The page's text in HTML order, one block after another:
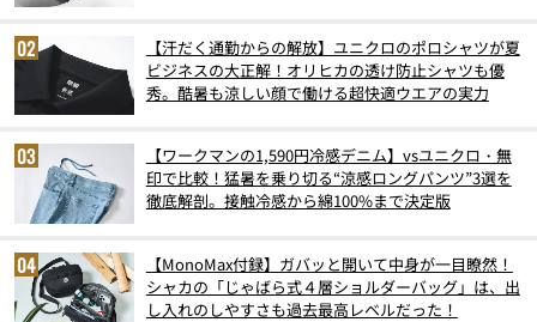
【汗だく通勤からの解放】ユニクロのポロシャツが夏
ビジネスの大正解！オリヒカの透け防止シャツも優
秀。酷暑も涼しい顔で働ける超快適ウエアの実力
【ワークマンの1,590円冷感デニム】vsユニクロ・無
印で比較！猛暑を乗り切る“涼感ロングパンツ”3選を
徹底解剖。接触冷感から綿100%まで決定版
【MonoMax付録】ガバッと開いて中身が一目瞭然！
シャカの「じゃばら式４層ショルダーバッグ」は、出
し入れのしやすさも過去最高レベルだった！